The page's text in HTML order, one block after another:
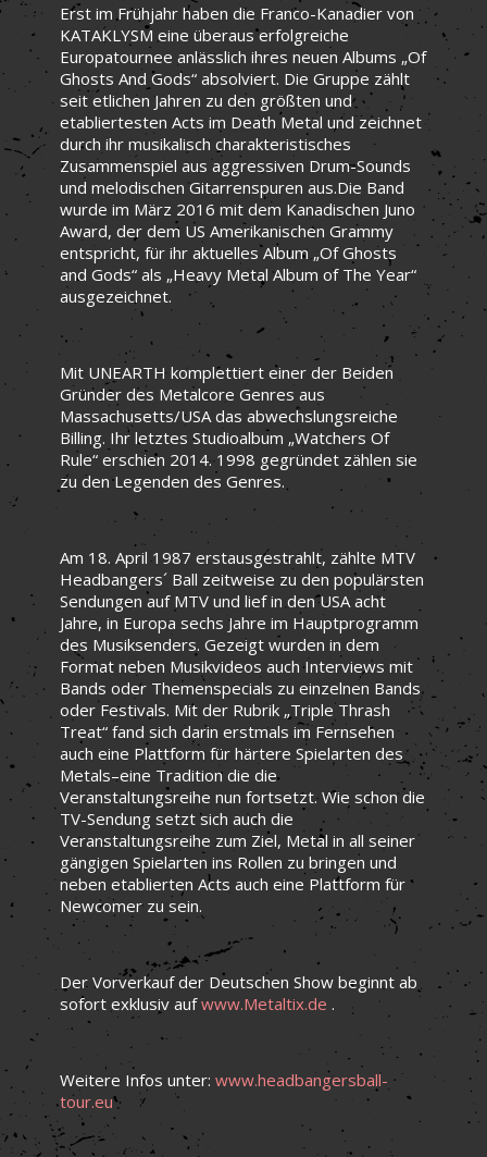
Erst im Frühjahr haben die Franco-Kanadier von
KATAKLYSM eine überaus erfolgreiche
Europatournee anlässlich ihres neuen Albums „Of
Ghosts And Gods“ absolviert. Die Gruppe zählt
seit etlichen Jahren zu den größten und
etabliertesten Acts im Death Metal und zeichnet
durch ihr musikalisch charakteristisches
Zusammenspiel aus aggressiven Drum-Sounds
und melodischen Gitarrenspuren aus.Die Band
wurde im März 2016 mit dem Kanadischen Juno
Award, der dem US Amerikanischen Grammy
entspricht, für ihr aktuelles Album „Of Ghosts
and Gods“ als „Heavy Metal Album of The Year“
ausgezeichnet.
Mit UNEARTH komplettiert einer der Beiden
Gründer des Metalcore Genres aus
Massachusetts/USA das abwechslungsreiche
Billing. Ihr letztes Studioalbum „Watchers Of
Rule“ erschien 2014. 1998 gegründet zählen sie
zu den Legenden des Genres.
Am 18. April 1987 erstausgestrahlt, zählte MTV
Headbangers´ Ball zeitweise zu den populärsten
Sendungen auf MTV und lief in den USA acht
Jahre, in Europa sechs Jahre im Hauptprogramm
des Musiksenders. Gezeigt wurden in dem
Format neben Musikvideos auch Interviews mit
Bands oder Themenspecials zu einzelnen Bands
oder Festivals. Mit der Rubrik „Triple Thrash
Treat“ fand sich darin erstmals im Fernsehen
auch eine Plattform für härtere Spielarten des
Metals–eine Tradition die die
Veranstaltungsreihe nun fortsetzt. Wie schon die
TV-Sendung setzt sich auch die
Veranstaltungsreihe zum Ziel, Metal in all seiner
gängigen Spielarten ins Rollen zu bringen und
neben etablierten Acts auch eine Plattform für
Newcomer zu sein.
Der Vorverkauf der Deutschen Show beginnt ab
sofort exklusiv aufwww.Metaltix.de .
Weitere Infos unter: www.headbangersball-
tour.eu